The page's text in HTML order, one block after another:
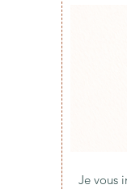
Je vous